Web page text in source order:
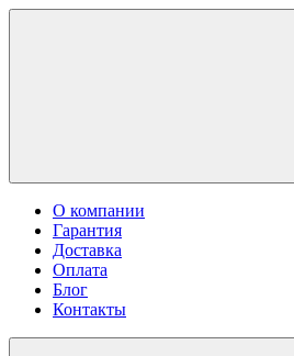
О компании
Гарантия
Доставка
Оплата
Блог
Контакты